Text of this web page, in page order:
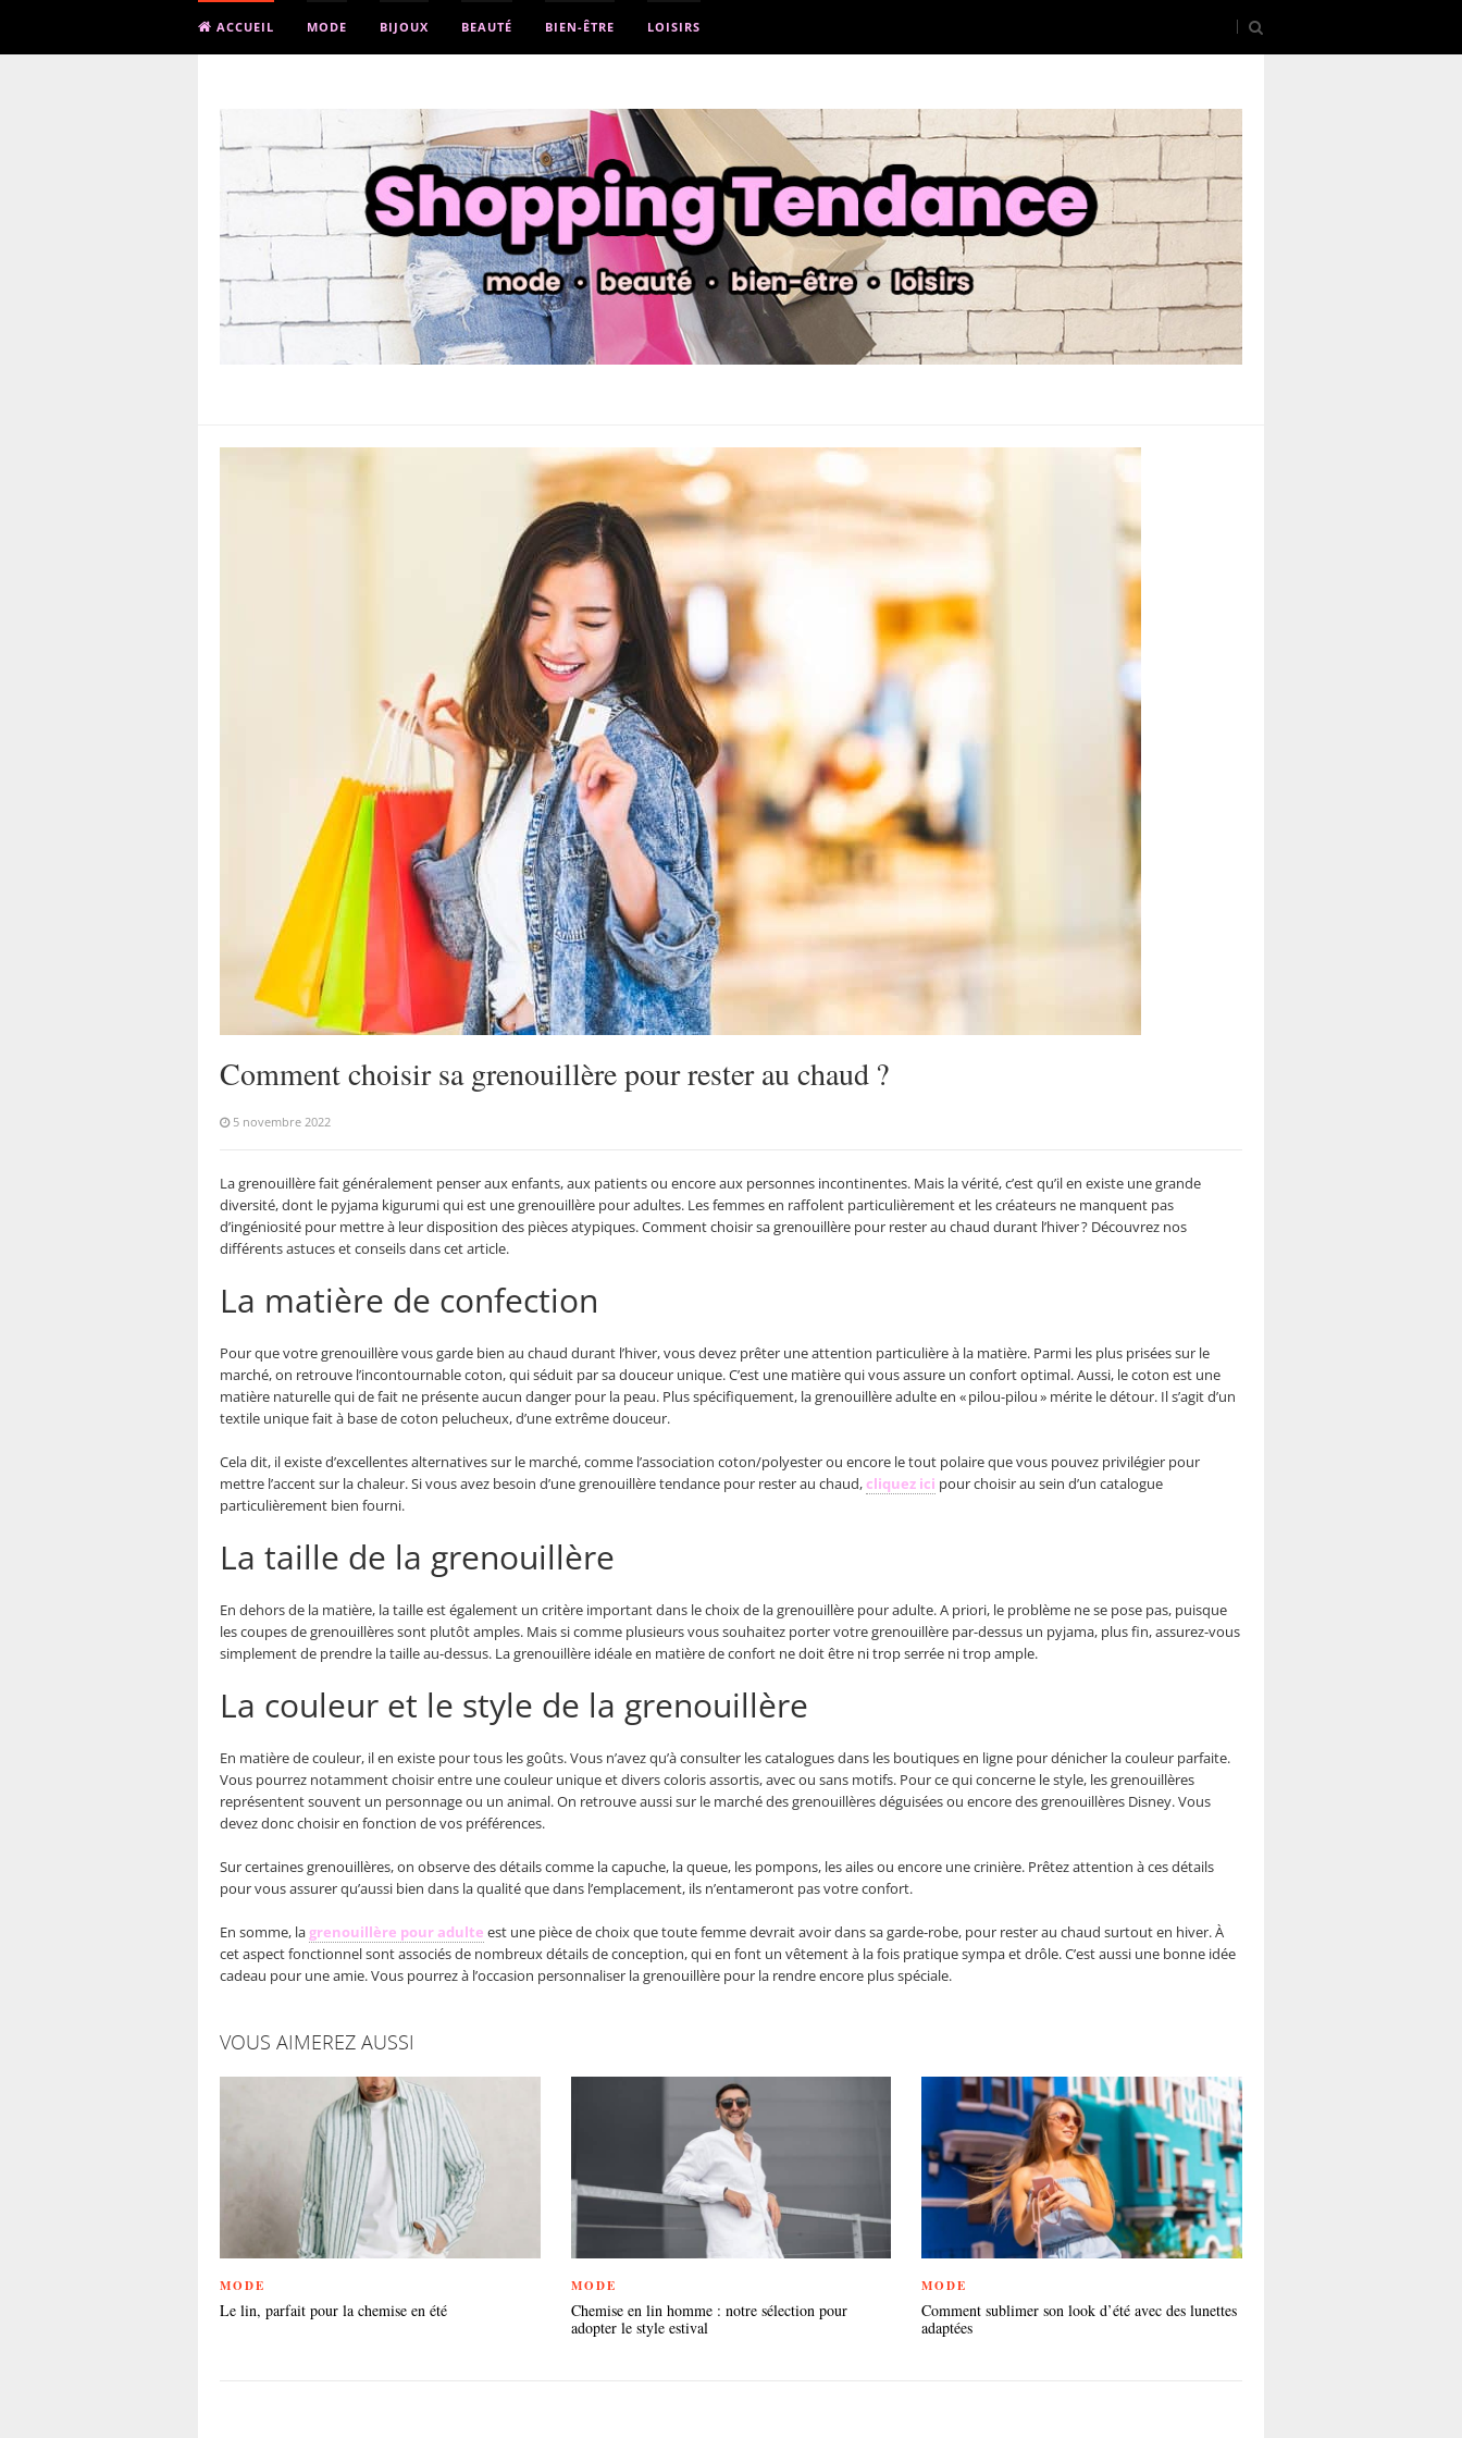
ACCUEIL MODE BIJOUX BEAUTÉ BIEN-ÊTRE LOISIRS
Comment choisir sa grenouillère pour rester au chaud ?
5 novembre 2022
La grenouillère fait généralement penser aux enfants, aux patients ou encore aux personnes incontinentes. Mais la vérité, c’est qu’il en existe une grande
diversité, dont le pyjama kigurumi qui est une grenouillère pour adultes. Les femmes en raffolent particulièrement et les créateurs ne manquent pas
d’ingéniosité pour mettre à leur disposition des pièces atypiques. Comment choisir sa grenouillère pour rester au chaud durant l’hiver ? Découvrez nos
différents astuces et conseils dans cet article.
La matière de confection
Pour que votre grenouillère vous garde bien au chaud durant l’hiver, vous devez prêter une attention particulière à la matière. Parmi les plus prisées sur le
marché, on retrouve l’incontournable coton, qui séduit par sa douceur unique. C’est une matière qui vous assure un confort optimal. Aussi, le coton est une
matière naturelle qui de fait ne présente aucun danger pour la peau. Plus spécifiquement, la grenouillère adulte en « pilou-pilou » mérite le détour. Il s’agit d’un
textile unique fait à base de coton pelucheux, d’une extrême douceur.
Cela dit, il existe d’excellentes alternatives sur le marché, comme l’association coton/polyester ou encore le tout polaire que vous pouvez privilégier pour
mettre l’accent sur la chaleur. Si vous avez besoin d’une grenouillère tendance pour rester au chaud,cliquez ici pour choisir au sein d’un catalogue
particulièrement bien fourni.
La taille de la grenouillère
En dehors de la matière, la taille est également un critère important dans le choix de la grenouillère pour adulte. A priori, le problème ne se pose pas, puisque
les coupes de grenouillères sont plutôt amples. Mais si comme plusieurs vous souhaitez porter votre grenouillère par-dessus un pyjama, plus fin, assurez-vous
simplement de prendre la taille au-dessus. La grenouillère idéale en matière de confort ne doit être ni trop serrée ni trop ample.
La couleur et le style de la grenouillère
En matière de couleur, il en existe pour tous les goûts. Vous n’avez qu’à consulter les catalogues dans les boutiques en ligne pour dénicher la couleur parfaite.
Vous pourrez notamment choisir entre une couleur unique et divers coloris assortis, avec ou sans motifs. Pour ce qui concerne le style, les grenouillères
représentent souvent un personnage ou un animal. On retrouve aussi sur le marché des grenouillères déguisées ou encore des grenouillères Disney. Vous
devez donc choisir en fonction de vos préférences.
Sur certaines grenouillères, on observe des détails comme la capuche, la queue, les pompons, les ailes ou encore une crinière. Prêtez attention à ces détails
pour vous assurer qu’aussi bien dans la qualité que dans l’emplacement, ils n’entameront pas votre confort.
En somme, lagrenouillère pour adulte est une pièce de choix que toute femme devrait avoir dans sa garde-robe, pour rester au chaud surtout en hiver. À
cet aspect fonctionnel sont associés de nombreux détails de conception, qui en font un vêtement à la fois pratique sympa et drôle. C’est aussi une bonne idée
cadeau pour une amie. Vous pourrez à l’occasion personnaliser la grenouillère pour la rendre encore plus spéciale.
VOUS AIMEREZ AUSSI
MODE
Le lin, parfait pour la chemise en été
MODE
Chemise en lin homme : notre sélection pour
adopter le style estival
MODE
Comment sublimer son look d’été avec des lunettes
adaptées